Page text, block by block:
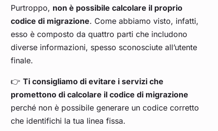
Purtroppo, non è possibile calcolare il proprio
codice di migrazione. Come abbiamo visto, infatti,
esso è composto da quattro parti che includono
diverse informazioni, spesso sconosciute all’utente
finale.
👉Ti consigliamo di evitare i servizi che
promettono di calcolare il codice di migrazione
perché non è possibile generare un codice corretto
che identifichi la tua linea fissa.